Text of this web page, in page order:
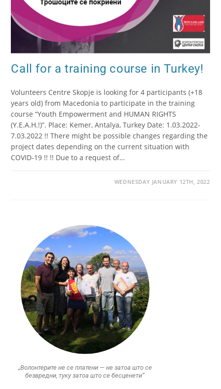
Call for a training course in Turkey!
Volunteers Centre Skopje is looking for 4 participants (+18
years old) from Macedonia to participate in the training
course “Youth Empowerment and HUMAN RIGHTS
(Y.E.A.H.!)”. Place: Kemer, Antalya, Turkey Date: 1.03.2022-
7.03.2022 !! There might be possible changes regarding the
project dates depending on the current situation with
COVID-19 !! !! Due to a request of…
WEDNESDAY JANUARY 12TH, 2022
„Волонтерите не се платени — не затоа што се
безвредни, туку затоа што се бесценети“